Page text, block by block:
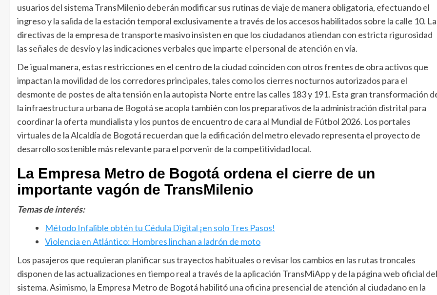
usuarios del sistema TransMilenio deberán modificar sus rutinas de viaje de manera obligatoria, efectuando el
ingreso y la salida de la estación temporal exclusivamente a través de los accesos habilitados sobre la calle 10.
directivas de la empresa de transporte masivo insisten en que los ciudadanos atiendan con estricta rigurosidad
las señales de desvío y las indicaciones verbales que imparte el personal de atención en vía.
De igual manera, estas restricciones en el centro de la ciudad coinciden con otros frentes de obra activos que
impactan la movilidad de los corredores principales, tales como los cierres nocturnos autorizados para el
desmonte de postes de alta tensión en la autopista Norte entre las calles 183 y 191. Esta gran transformación
la infraestructura urbana de Bogotá se acopla también con los preparativos de la administración distrital para
coordinar la oferta mundialista y los puntos de encuentro de cara al Mundial de Fútbol 2026. Los portales
virtuales de la Alcaldía de Bogotá recuerdan que la edificación del metro elevado representa el proyecto de
desarrollo sostenible más relevante para el porvenir de la competitividad local.
La Empresa Metro de Bogotá ordena el cierre de un
importante vagón de TransMilenio
Temas de interés:
Método Infalible obtén tu Cédula Digital ¡en solo Tres Pasos!
Violencia en Atlántico: Hombres linchan a ladrón de moto
Los pasajeros que requieran planificar sus trayectos habituales o revisar los cambios en las rutas troncales
disponen de las actualizaciones en tiempo real a través de la aplicación TransMiApp y de la página web oficial del
sistema. Asimismo, la Empresa Metro de Bogotá habilitó una oficina presencial de atención al ciudadano en la